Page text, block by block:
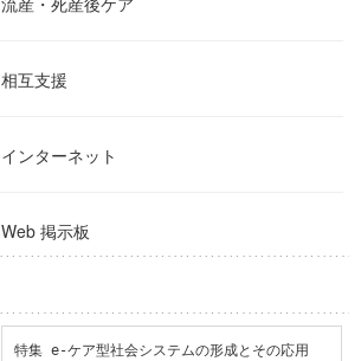
相互支援
インターネット
Web 掲示板
特集 e-ケア型社会システムの形成とその応用